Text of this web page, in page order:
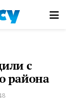
с
района